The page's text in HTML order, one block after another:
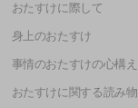
おたすけに際して
身上のおたすけ
事情のおたすけの心構え
おたすけに関する読み物